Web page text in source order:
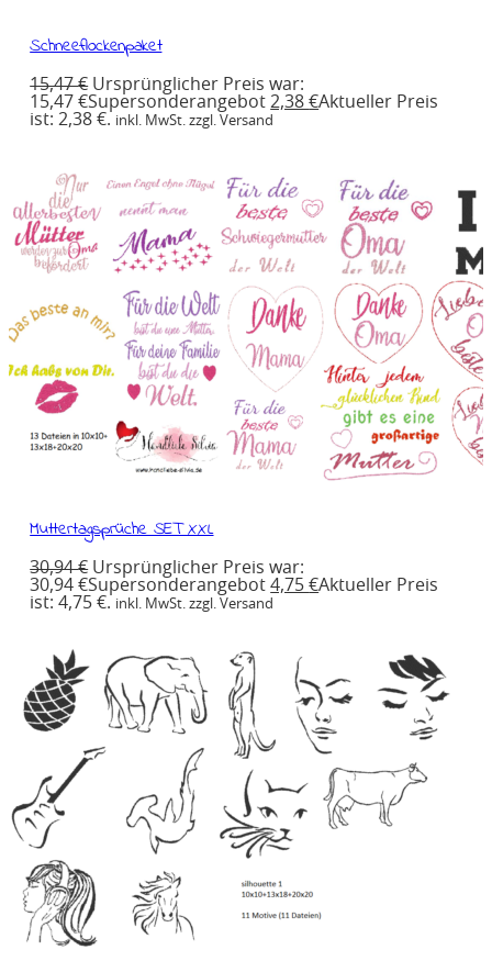
Schneeflockenpaket
15,47€ Ursprünglicher Preis war:
15,47 €Supersonderangebot 2,38€Aktueller Preis
ist: 2,38 €. inkl. MwSt. zzgl. Versand
Muttertagsprüche SET XXL
30,94€ Ursprünglicher Preis war:
30,94 €Supersonderangebot 4,75€Aktueller Preis
ist: 4,75 €. inkl. MwSt. zzgl. Versand